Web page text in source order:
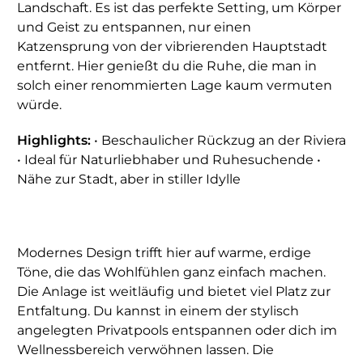
Landschaft. Es ist das perfekte Setting, um Körper
und Geist zu entspannen, nur einen
Katzensprung von der vibrierenden Hauptstadt
entfernt. Hier genießt du die Ruhe, die man in
solch einer renommierten Lage kaum vermuten
würde.
Highlights: • Beschaulicher Rückzug an der Riviera
• Ideal für Naturliebhaber und Ruhesuchende •
Nähe zur Stadt, aber in stiller Idylle
Modernes Design trifft hier auf warme, erdige
Töne, die das Wohlfühlen ganz einfach machen.
Die Anlage ist weitläufig und bietet viel Platz zur
Entfaltung. Du kannst in einem der stylisch
angelegten Privatpools entspannen oder dich im
Wellnessbereich verwöhnen lassen. Die